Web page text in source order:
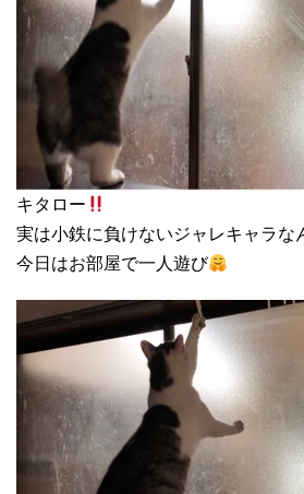
キタロー
実は小鉄に負けないジャレキャラな
今日はお部屋で一人遊び